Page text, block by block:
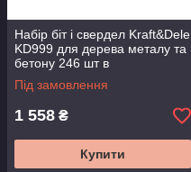
Набір біт і свердел Kraft&Dele
KD999 для дерева металу та
бетону 246 шт в
універсальному кейсі
Під замовлення
1 558 ₴
Купити